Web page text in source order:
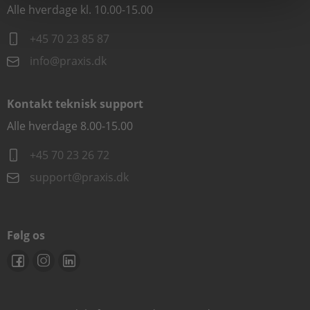
Alle hverdage kl. 10.00-15.00
+45 70 23 85 87
info@praxis.dk
Kontakt teknisk support
Alle hverdage 8.00-15.00
+45 70 23 26 72
support@praxis.dk
Følg os